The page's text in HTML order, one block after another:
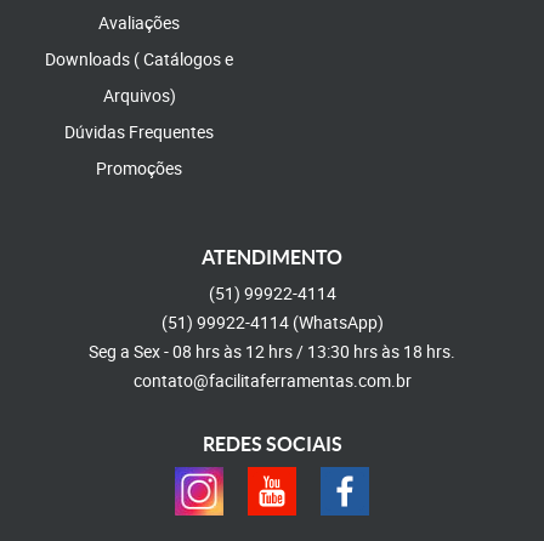
Avaliações
Downloads ( Catálogos e
Arquivos)
Dúvidas Frequentes
Promoções
ATENDIMENTO
(51) 99922-4114
(51) 99922-4114 (WhatsApp)
Seg a Sex - 08 hrs às 12 hrs / 13:30 hrs às 18 hrs.
contato@facilitaferramentas.com.br
REDES SOCIAIS